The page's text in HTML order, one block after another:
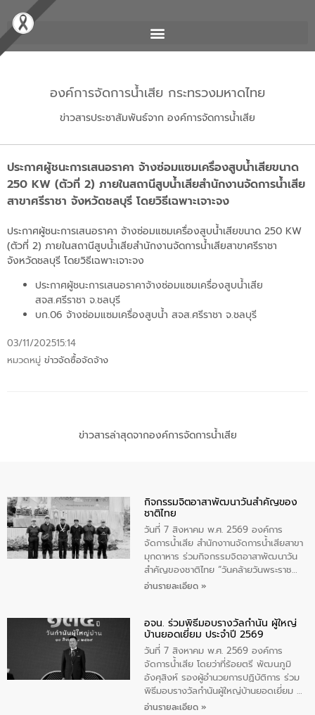
องค์การจัดการน้ำเสีย กระทรวงมหาดไทย
ข่าวสารประชาสัมพันธ์จาก องค์การจัดการน้ำเสีย
ประกาศผู้ชนะการเสนอราคา จ้างซ่อมแซมเครื่องสูบน้ำเสียขนาด
250 KW (ตัวที่ 2) ภายในสถานีสูบน้ำเสียสำนักงานจัดการน้ำเสีย
สาขาศรีราชา จังหวัดชลบุรี โดยวิธีเฉพาะเจาะจง
ประกาศผู้ชนะการเสนอราคา จ้างซ่อมแซมเครื่องสูบน้ำเสียขนาด 250 KW
(ตัวที่ 2) ภายในสถานีสูบน้ำเสียสำนักงานจัดการน้ำเสียสาขาศรีราชา
จังหวัดชลบุรี โดยวิธีเฉพาะเจาะจง
ประกาศผู้ชนะการเสนอราคาจ้างซ่อมแซมเครื่องสูบน้ำเสีย
สจส.ศรีราชา จ.ชลบุรี
บก.06 จ้างซ่อมแซมเครื่องสูบน้ำ สจส.ศรีราชา จ.ชลบุรี
03/11/202515:14
หมวดหมู่ ข่าวจัดซื้อจัดจ้าง
ข่าวสารล่าสุดจากองค์การจัดการน้ำเสีย
กิจกรรมจิตอาสาพัฒนาวันสําคัญของ
ชาติไทย
วันที่ 7 สิงหาคม พ.ศ. 2569 องค์การ
จัดการน้ำเสีย สำนักงาานจัดการน้ำเสียสาขา
มุกดาหาร ร่วมกิจกรรมจิตอาสาพัฒนาวัน
สําคัญของชาติไทย “วันคล้ายวันพระราช
สมภพ สมเด็จพระนางเจ้าสิริกิติ์พระบรม
ทิพย์คำ รองผู้ว่าราชการจังหวัดมุกดาหาร
เป็นประธานในพิธี ณ เรือนจําชั่วคราวนาโสก
ตําบลนาโสก อําเภอเมืองมุกดาหาร จังหวัด
มุกดาหาร โดยในกิจกรรมได้ร่วมปลูกป่า และ
ทําความสะอาดภายในบริเวณ จัดกิจกรรม
เพื่อถวายเป็นพระราชกุศล สมเด็จพระนาง
เจ้าสิริกิติ์พระบรมราชินีนาถ พระบรมราช
อ่านรายละเอียด »
อจน. ร่วมพิธีมอบรางวัลกำนัน ผู้ใหญ่
บ้านยอดเยี่ยม ประจำปี 2569
วันที่ 7 สิงหาคม พ.ศ. 2569 องค์การ
จัดการน้ำเสีย โดยว่าที่ร้อยตรี พัฒนภูมิ
อังศุสิงห์ รองผู้อำนวยการปฏิบัติการ ร่วม
พิธีมอบรางวัลกำนันผู้ใหญ่บ้านยอดเยี่ยม ณ
ทำเนียบรัฐบาล โดยมีนายอนุทิน ชาญวีรกูล
อ่านรายละเอียด »